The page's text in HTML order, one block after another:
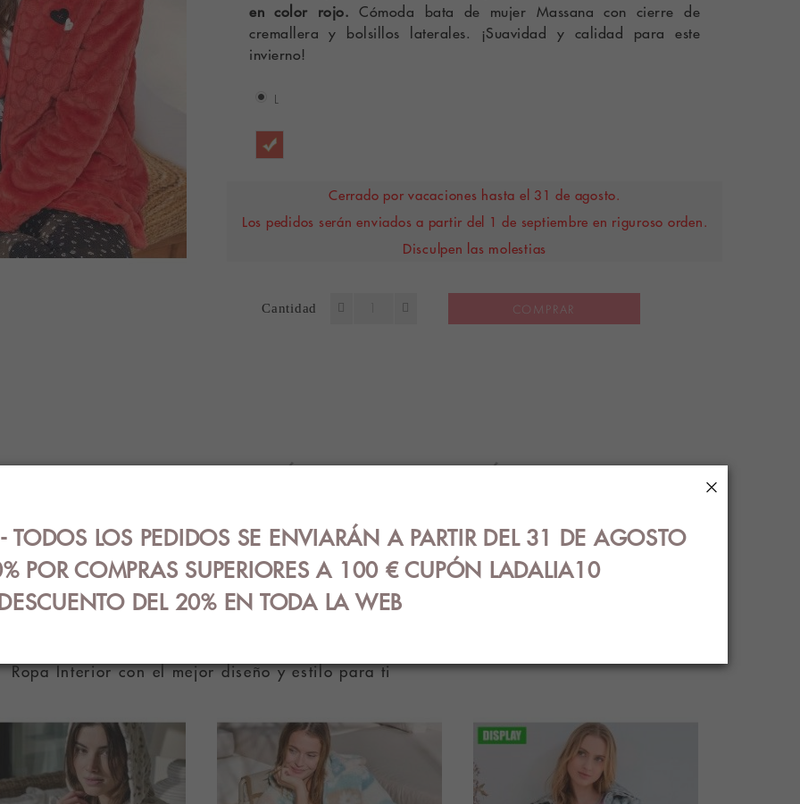
en color rojo. Cómoda bata de mujer Massana con cierre de
cremallera y bolsillos laterales. ¡Suavidad y calidad para este
invierno!
L
Cerrado por vacaciones hasta el 31 de agosto.
Los pedidos serán enviados a partir del 1 de septiembre en riguroso orden.
Disculpen las molestias
Cantidad COMPRAR
OPINIONES (0) GUÍA DE TALLAS ENVÍOS
Ropa Interior con el mejor diseño y estilo para ti
LOS PEDIDOS SE ENVIARÁN A PARTIR DEL 31 DE AGOSTO
POR COMPRAS SUPERIORES A 100 € CUPÓN LADALIA10
DEL 20% EN TODA LA WEB
×